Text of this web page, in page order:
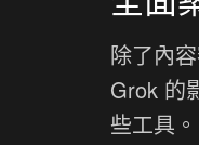
除了內
Grok 的
些工具。